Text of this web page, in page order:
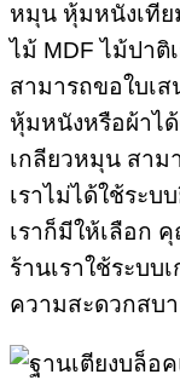
หมุน หุ้มหนังเทีย
ไม้ MDF ไม้ปาติ
สามารถขอใบเ
หุ้มหนังหรือผ้าไ
เกลียวหมุน สาม
เราไม่ได้ใช้ระบ
เราก็มีให้เลือก
ร้านเราใช้ระบบ
ความสะดวกสบ